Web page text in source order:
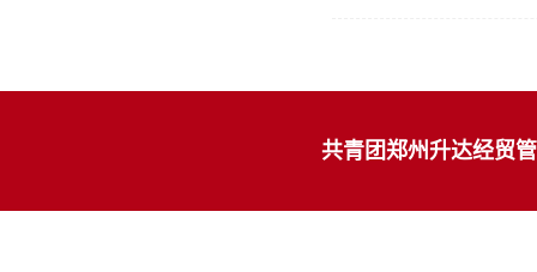
共青团郑州升达经贸